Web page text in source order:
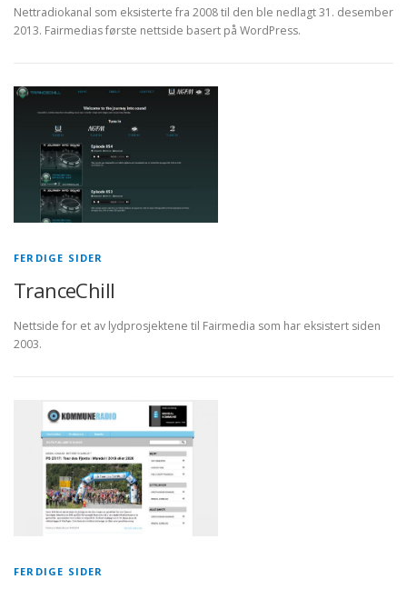
Nettradiokanal som eksisterte fra 2008 til den ble nedlagt 31. desember
2013. Fairmedias første nettside basert på WordPress.
FERDIGE SIDER
TranceChill
Nettside for et av lydprosjektene til Fairmedia som har eksistert siden
2003.
FERDIGE SIDER